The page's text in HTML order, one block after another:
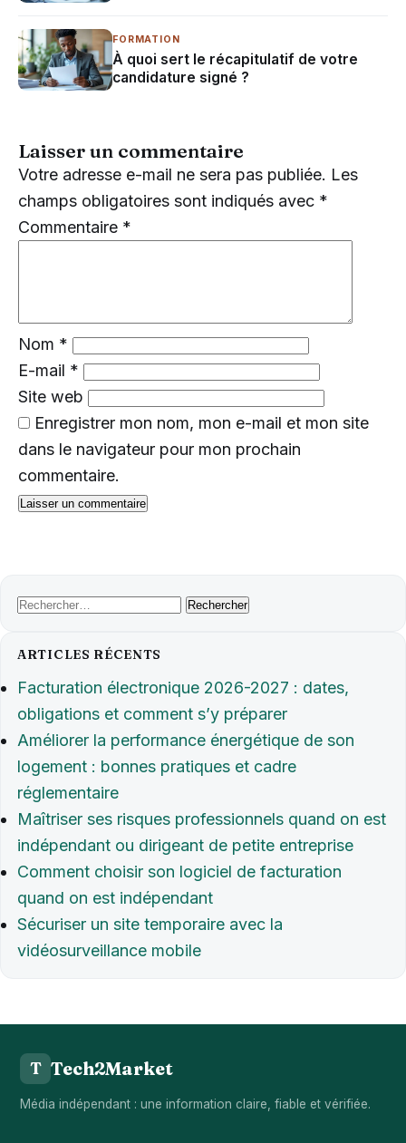
FORMATION
À quoi sert le récapitulatif de votre
candidature signé ?
Laisser un commentaire
Votre adresse e-mail ne sera pas publiée. Les
champs obligatoires sont indiqués avec *
Commentaire *
Nom *
E-mail *
Site web
Enregistrer mon nom, mon e-mail et mon site
dans le navigateur pour mon prochain
commentaire.
Rechercher :
ARTICLES RÉCENTS
Facturation électronique 2026-2027 : dates,
obligations et comment s’y préparer
Améliorer la performance énergétique de son
logement : bonnes pratiques et cadre
réglementaire
Maîtriser ses risques professionnels quand on est
indépendant ou dirigeant de petite entreprise
Comment choisir son logiciel de facturation
quand on est indépendant
Sécuriser un site temporaire avec la
vidéosurveillance mobile
T Tech2Market
Média indépendant : une information claire, fiable et vérifiée.